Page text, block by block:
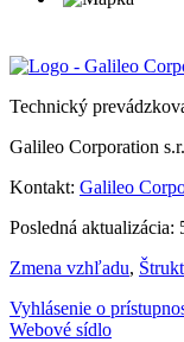
Technický
Galileo Corporation
Kontakt: Galileo
Posledná aktualizácia:
Zmena vzhľadu,
Vyhlásenie o
Webové sídlo